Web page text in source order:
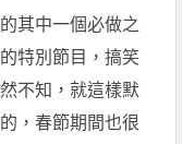
其中一個必做之
特別節目，搞笑
不知，就這樣默
，春節期間也很